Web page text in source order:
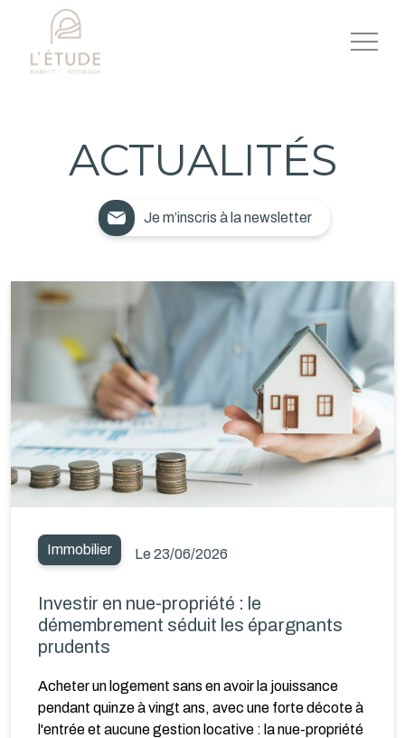
ACTUALITÉS
Je m’inscris à la newsletter
Immobilier Le 23/06/2026
Investir en nue-propriété : le
démembrement séduit les épargnants
prudents
Acheter un logement sans en avoir la jouissance
pendant quinze à vingt ans, avec une forte décote à
l'entrée et aucune gestion locative : la nue-propriété